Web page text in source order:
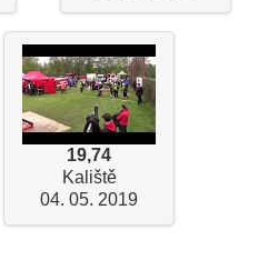
19,74
Kaliště
04. 05. 2019